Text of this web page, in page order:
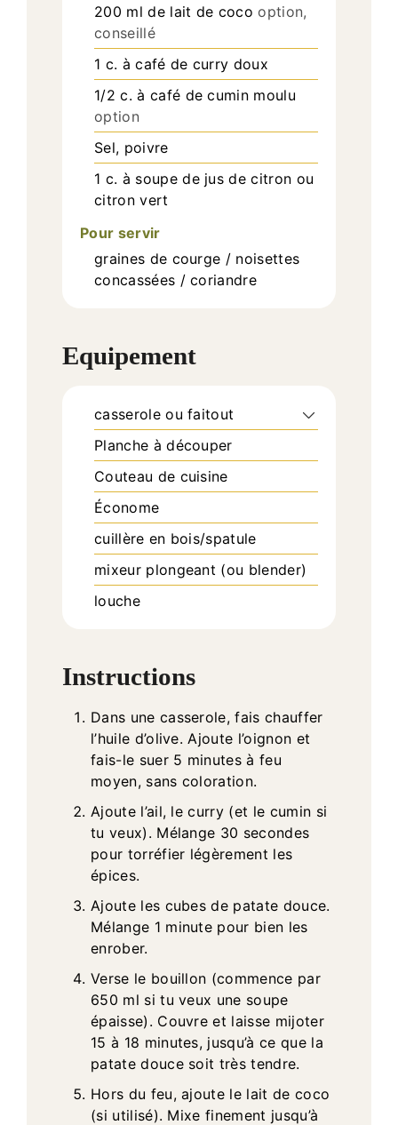
200 ml de lait de coco option,
conseillé
1 c. à café de curry doux
1/2 c. à café de cumin moulu
option
Sel, poivre
1 c. à soupe de jus de citron ou
citron vert
Pour servir
graines de courge / noisettes
concassées / coriandre
Equipement
casserole ou faitout
Planche à découper
Couteau de cuisine
Économe
cuillère en bois/spatule
mixeur plongeant (ou blender)
louche
Instructions
Dans une casserole, fais chauffer
l’huile d’olive. Ajoute l’oignon et
fais-le suer 5 minutes à feu
moyen, sans coloration.
Ajoute l’ail, le curry (et le cumin si
tu veux). Mélange 30 secondes
pour torréfier légèrement les
épices.
Ajoute les cubes de patate douce.
Mélange 1 minute pour bien les
enrober.
Verse le bouillon (commence par
650 ml si tu veux une soupe
épaisse). Couvre et laisse mijoter
15 à 18 minutes, jusqu’à ce que la
patate douce soit très tendre.
Hors du feu, ajoute le lait de coco
(si utilisé). Mixe finement jusqu’à